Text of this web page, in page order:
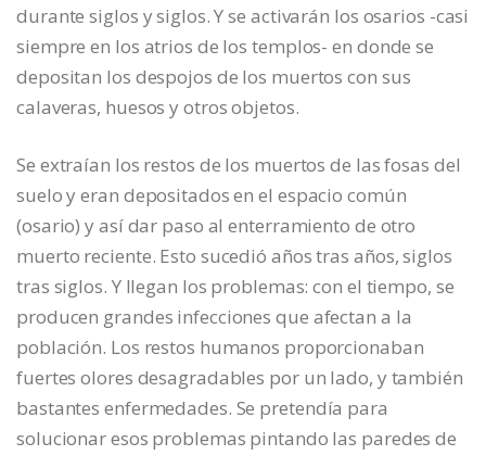
durante siglos y siglos. Y se activarán los osarios -casi
siempre en los atrios de los templos- en donde se
depositan los despojos de los muertos con sus
calaveras, huesos y otros objetos.
Se extraían los restos de los muertos de las fosas del
suelo y eran depositados en el espacio común
(osario) y así dar paso al enterramiento de otro
muerto reciente. Esto sucedió años tras años, siglos
tras siglos. Y llegan los problemas: con el tiempo, se
producen grandes infecciones que afectan a la
población. Los restos humanos proporcionaban
fuertes olores desagradables por un lado, y también
bastantes enfermedades. Se pretendía para
solucionar esos problemas pintando las paredes de